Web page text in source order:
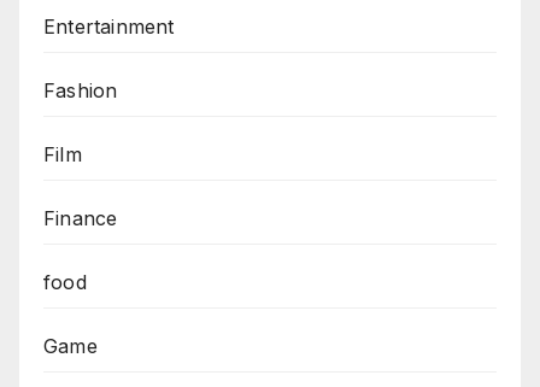
Entertainment
Fashion
Film
Finance
food
Game